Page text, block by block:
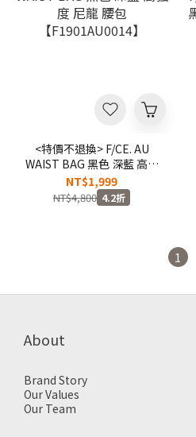
<特價不退換> F/CE. AU
WAIST BAG 黑色 深藍 高強
度 尼龍 腰包
【F1901AU0014】
NT$1,999
NT$4,800 4.2折
1
About
Brand Story
Our Values
Our Team